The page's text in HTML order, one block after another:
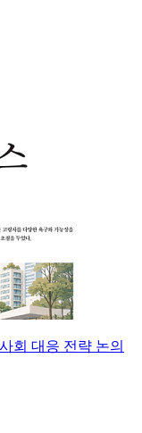
회 대응 전략 논의